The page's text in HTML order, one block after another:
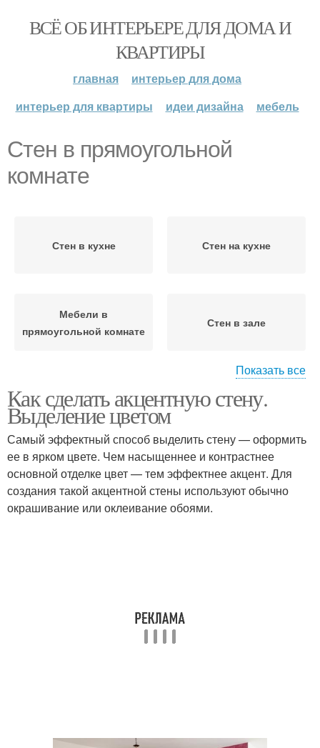
ВСЁ ОБ ИНТЕРЬЕРЕ ДЛЯ ДОМА И
КВАРТИРЫ
главная
интерьер для дома
интерьер для квартиры
идеи дизайна мебель
Стен в прямоугольной
комнате
Стен в кухне Стен на кухне
Мебели в
прямоугольной комнате
Стен в зале
Изогнутые стены Стен из обоев
Акцентные стены Стен в прихожей
Прямоугольная комната
Показать все
Как сделать акцентную стену.
Выделение цветом
Самый эффектный способ выделить стену — оформить
ее в ярком цвете. Чем насыщеннее и контрастнее
основной отделке цвет — тем эффектнее акцент. Для
создания такой акцентной стены используют обычно
окрашивание или оклеивание обоями.